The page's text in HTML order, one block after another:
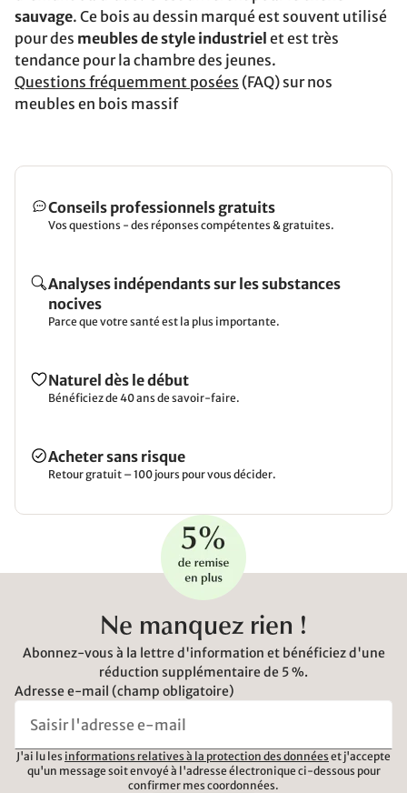
sauvage. Ce bois au dessin marqué est souvent utilisé
pour des meubles de style industriel et est très
tendance pour la chambre des jeunes.
Questions fréquemment posées (FAQ) sur nos
meubles en bois massif
Conseils professionnels gratuits
Vos questions - des réponses compétentes & gratuites.
Analyses indépendants sur les substances
nocives
Parce que votre santé est la plus importante.
Naturel dès le début
Bénéficiez de 40 ans de savoir-faire.
Acheter sans risque
Retour gratuit – 100 jours pour vous décider.
Ne manquez rien !
Abonnez-vous à la lettre d'information et bénéficiez d'une
réduction supplémentaire de 5 %.
Adresse e-mail (champ obligatoire)
J'ai lu les informations relatives à la protection des données et j'accepte
qu'un message soit envoyé à l'adresse électronique ci-dessous pour
confirmer mes coordonnées.